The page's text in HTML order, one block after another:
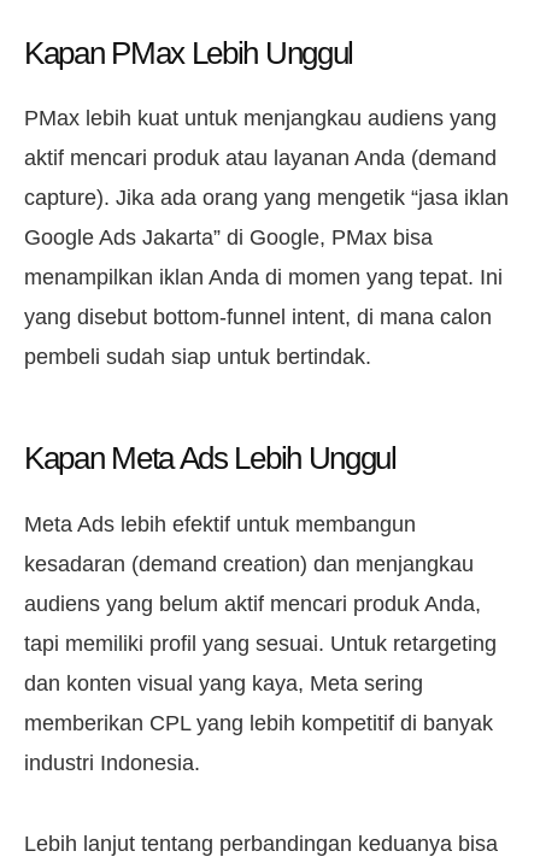
Kapan PMax Lebih Unggul
PMax lebih kuat untuk menjangkau audiens yang
aktif mencari produk atau layanan Anda (demand
capture). Jika ada orang yang mengetik “jasa iklan
Google Ads Jakarta” di Google, PMax bisa
menampilkan iklan Anda di momen yang tepat. Ini
yang disebut bottom-funnel intent, di mana calon
pembeli sudah siap untuk bertindak.
Kapan Meta Ads Lebih Unggul
Meta Ads lebih efektif untuk membangun
kesadaran (demand creation) dan menjangkau
audiens yang belum aktif mencari produk Anda,
tapi memiliki profil yang sesuai. Untuk retargeting
dan konten visual yang kaya, Meta sering
memberikan CPL yang lebih kompetitif di banyak
industri Indonesia.
Lebih lanjut tentang perbandingan keduanya bisa